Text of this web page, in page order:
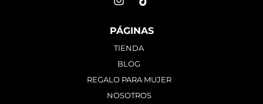
PÁGINAS
TIENDA
BLOG
REGALO PARA MUJER
NOSOTROS